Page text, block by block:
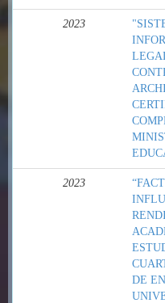
2023
2023
DE